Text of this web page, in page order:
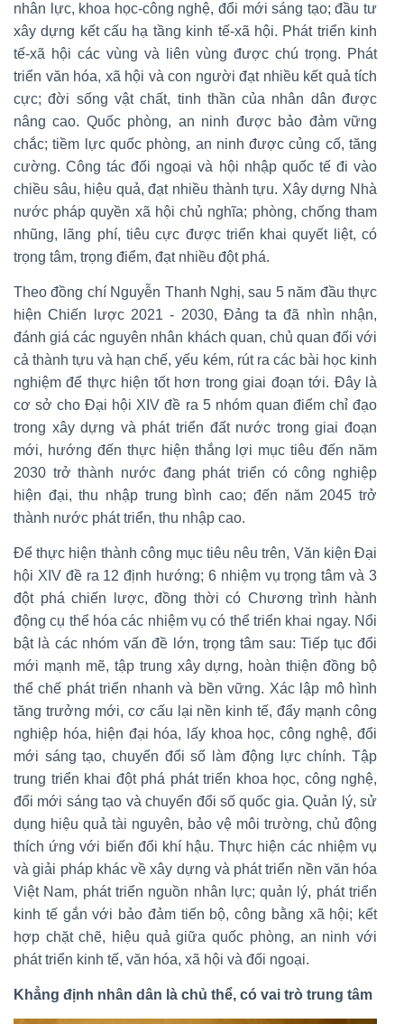
nhân lực, khoa học-công nghệ, đổi mới sáng tạo; đầu tư
xây dựng kết cấu hạ tầng kinh tế-xã hội. Phát triển kinh
tế-xã hội các vùng và liên vùng được chú trọng. Phát
triển văn hóa, xã hội và con người đạt nhiều kết quả tích
cực; đời sống vật chất, tinh thần của nhân dân được
nâng cao. Quốc phòng, an ninh được bảo đảm vững
chắc; tiềm lực quốc phòng, an ninh được củng cố, tăng
cường. Công tác đối ngoại và hội nhập quốc tế đi vào
chiều sâu, hiệu quả, đạt nhiều thành tựu. Xây dựng Nhà
nước pháp quyền xã hội chủ nghĩa; phòng, chống tham
nhũng, lãng phí, tiêu cực được triển khai quyết liệt, có
trọng tâm, trọng điểm, đạt nhiều đột phá.
Theo đồng chí Nguyễn Thanh Nghị, sau 5 năm đầu thực
hiện Chiến lược 2021 - 2030, Đảng ta đã nhìn nhận,
đánh giá các nguyên nhân khách quan, chủ quan đối với
cả thành tựu và hạn chế, yếu kém, rút ra các bài học kinh
nghiệm để thực hiện tốt hơn trong giai đoạn tới. Đây là
cơ sở cho Đại hội XIV đề ra 5 nhóm quan điểm chỉ đạo
trong xây dựng và phát triển đất nước trong giai đoạn
mới, hướng đến thực hiện thắng lợi mục tiêu đến năm
2030 trở thành nước đang phát triển có công nghiệp
hiện đại, thu nhập trung bình cao; đến năm 2045 trở
thành nước phát triển, thu nhập cao.
Để thực hiện thành công mục tiêu nêu trên, Văn kiện Đại
hội XIV đề ra 12 định hướng; 6 nhiệm vụ trọng tâm và 3
đột phá chiến lược, đồng thời có Chương trình hành
động cụ thể hóa các nhiệm vụ có thể triển khai ngay. Nổi
bật là các nhóm vấn đề lớn, trọng tâm sau: Tiếp tục đổi
mới mạnh mẽ, tập trung xây dựng, hoàn thiện đồng bộ
thể chế phát triển nhanh và bền vững. Xác lập mô hình
tăng trưởng mới, cơ cấu lại nền kinh tế, đẩy mạnh công
nghiệp hóa, hiện đại hóa, lấy khoa học, công nghệ, đổi
mới sáng tạo, chuyển đổi số làm động lực chính. Tập
trung triển khai đột phá phát triển khoa học, công nghệ,
đổi mới sáng tạo và chuyển đổi số quốc gia. Quản lý, sử
dụng hiệu quả tài nguyên, bảo vệ môi trường, chủ động
thích ứng với biến đổi khí hậu. Thực hiện các nhiệm vụ
và giải pháp khác về xây dựng và phát triển nền văn hóa
Việt Nam, phát triển nguồn nhân lực; quản lý, phát triển
kinh tế gắn với bảo đảm tiến bộ, công bằng xã hội; kết
hợp chặt chẽ, hiệu quả giữa quốc phòng, an ninh với
phát triển kinh tế, văn hóa, xã hội và đối ngoại.
Khẳng định nhân dân là chủ thể, có vai trò trung tâm